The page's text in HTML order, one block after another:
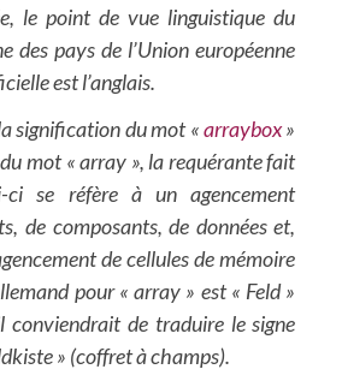
le point de vue linguistique du
des pays de l’Union européenne
est l’anglais.
signification du mot «arraybox»
mot « array », la requérante fait
ci se réfère à un agencement
de composants, de données et,
de cellules de mémoire
pour « array » est « Feld »
conviendrait de traduire le signe
» (coffret à champs).